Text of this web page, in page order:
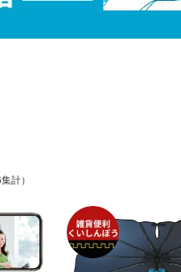
計）